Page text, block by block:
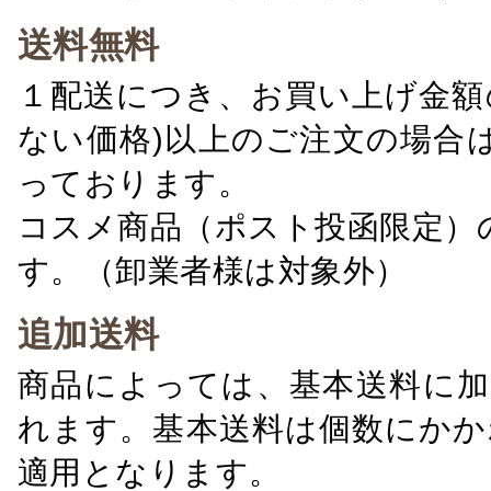
送料無料
１配送につき、お買い上げ金
ない価格)以上のご注文の場合
っております。
コスメ商品（ポスト投函限定
す。（卸業者様は対象外）
追加送料
商品によっては、基本送料に
れます。基本送料は個数にか
適用となります。